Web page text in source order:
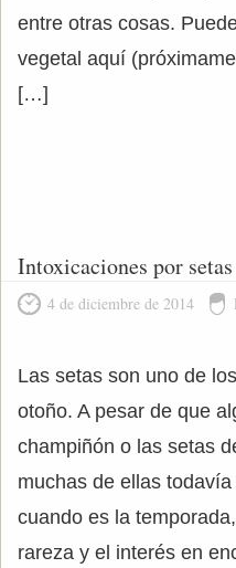
entre otras cosas.
vegetal aquí
[…]
Intoxicaciones por
4 de diciembre de 2014
Las setas son uno de
otoño. A pesar de que
champiñón o las setas
muchas de ellas
cuando es la
rareza y el interés en